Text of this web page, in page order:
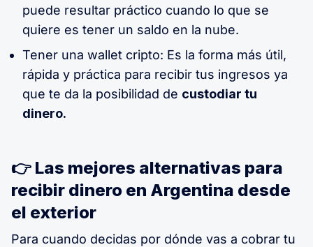
puede resultar práctico cuando lo que se
quiere es tener un saldo en la nube.
Tener una wallet cripto: Es la forma más útil,
rápida y práctica para recibir tus ingresos ya
que te da la posibilidad de custodiar tu
dinero.
👉 Las mejores alternativas para
recibir dinero en Argentina desde
el exterior
Para cuando decidas por dónde vas a cobrar tu